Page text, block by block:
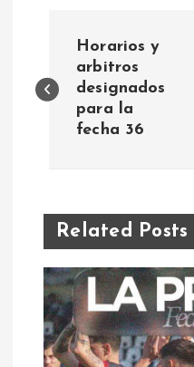
a
g
a
c
Horarios y
arbitros
designados
para la
fecha 36
Related Posts